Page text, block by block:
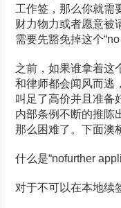
工作签，那么你就需
财力物力或者愿意被
需要先豁免掉这个
之前，如果谁拿着这
和律师都会闻风而逃
叫足了高价并且准备
内部条例不断的推陈
那么困难了。下面澳
什么是“nofurther
对于不可以在本地续